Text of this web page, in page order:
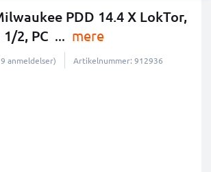
PDD 14.4 X LokTor,
1/2, PC ... mere
anmeldelser) Artikelnummer: 912936